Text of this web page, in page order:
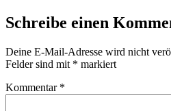
Schreibe einen
Deine E-Mail-Adresse wird nicht
Felder sind mit * markiert
Kommentar *